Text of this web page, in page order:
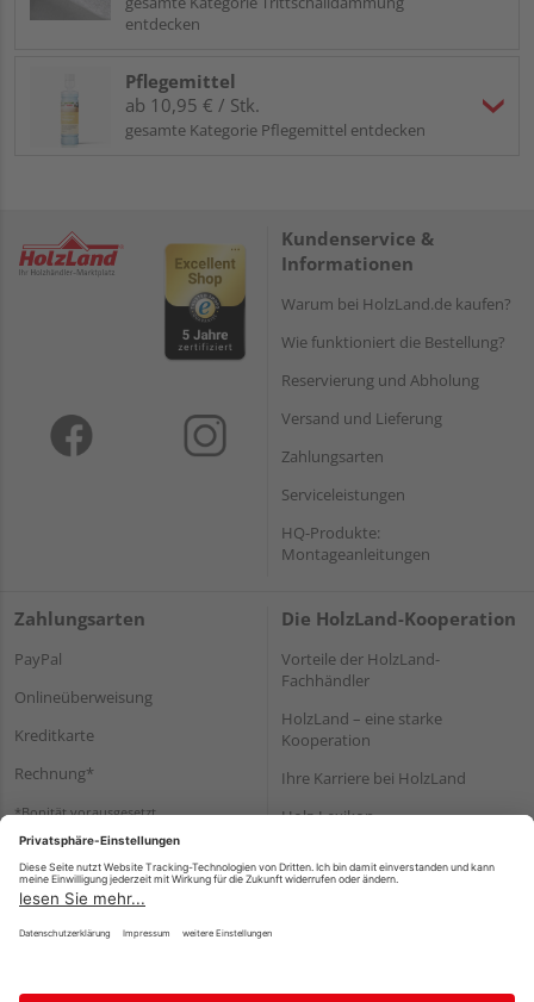
entdecken
Pflegemittel
ab 10,95 € / Stk.
gesamte Kategorie Pflegemittel entdecken
Kundenservice &
Informationen
Warum bei HolzLand.de kaufen?
Wie funktioniert die Bestellung?
Reservierung und Abholung
Versand und Lieferung
Zahlungsarten
Serviceleistungen
HQ-Produkte:
Montageanleitungen
Zahlungsarten
PayPal
Onlineüberweisung
Kreditkarte
Rechnung*
*Bonität vorausgesetzt
Die HolzLand-Kooperation
Vorteile der HolzLand-
Fachhändler
HolzLand – eine starke
Kooperation
Ihre Karriere bei HolzLand
Holz-Lexikon
Impressum Datenschutz Nutzungsbedingungen